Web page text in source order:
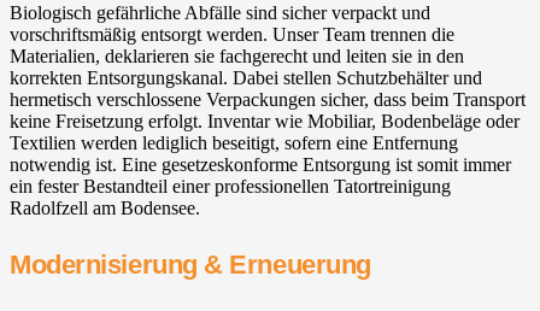
Biologisch gefährliche Abfälle sind sicher verpackt und
vorschriftsmäßig entsorgt werden. Unser Team trennen die
Materialien, deklarieren sie fachgerecht und leiten sie in den
korrekten Entsorgungskanal. Dabei stellen Schutzbehälter und
hermetisch verschlossene Verpackungen sicher, dass beim Transport
keine Freisetzung erfolgt. Inventar wie Mobiliar, Bodenbeläge oder
Textilien werden lediglich beseitigt, sofern eine Entfernung
notwendig ist. Eine gesetzeskonforme Entsorgung ist somit immer
ein fester Bestandteil einer professionellen Tatortreinigung
Radolfzell am Bodensee.
Modernisierung & Erneuerung